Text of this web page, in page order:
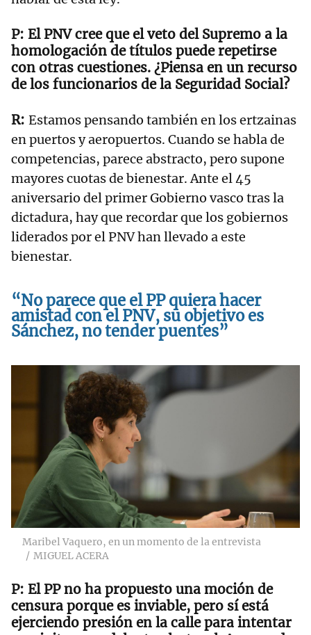
El PNV cree que el veto del Supremo a la
homologación de títulos puede repetirse
con otras cuestiones. ¿Piensa en un recurso
de los funcionarios de la Seguridad Social?
Estamos pensando también en los ertzainas
en puertos y aeropuertos. Cuando se habla de
competencias, parece abstracto, pero supone
mayores cuotas de bienestar. Ante el 45
aniversario del primer Gobierno vasco tras la
dictadura, hay que recordar que los gobiernos
liderados por el PNV han llevado a este
bienestar.
“No parece que el PP quiera hacer
amistad con el PNV, su objetivo es
Sánchez, no tender puentes”
Maribel Vaquero, en un momento de la entrevista
MIGUEL ACERA
El PP no ha propuesto una moción de
censura porque es inviable, pero sí está
ejerciendo presión en la calle para intentar